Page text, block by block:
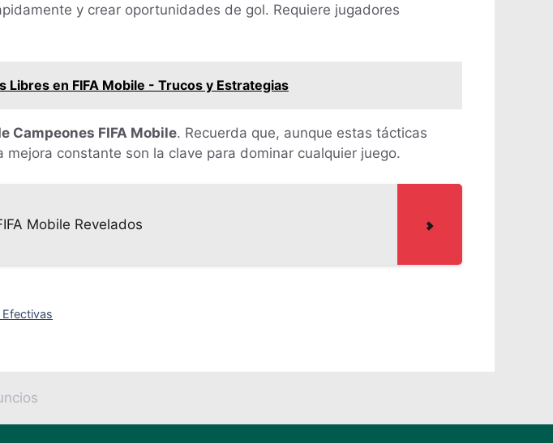
y crear oportunidades de gol. Requiere jugadores
Libres en FIFA Mobile - Trucos y Estrategias
Campeones FIFA Mobile. Recuerda que, aunque estas tácticas
constante son la clave para dominar cualquier juego.
Mobile Revelados